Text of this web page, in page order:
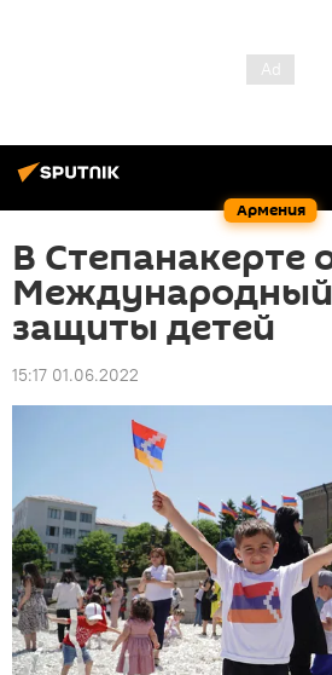
Армения
В Степанакерте
защиты детей
15:17 01.06.2022